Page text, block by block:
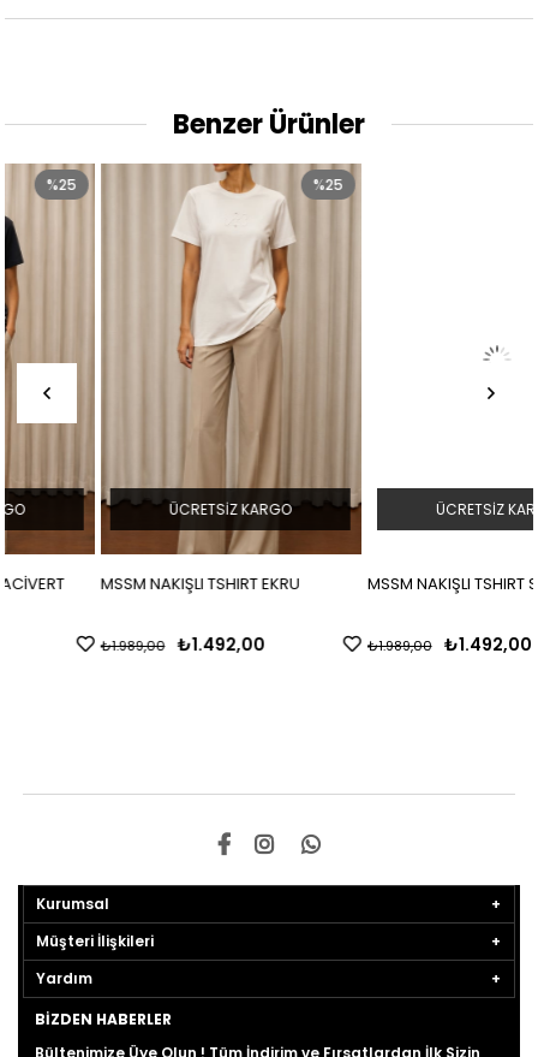
Benzer Ürünler
MSSM NAKIŞLI TSHIRT EKRU
₺1.492,00
₺1.989,00
%25
ÜCRETSIZ KARGO
MSSM NAKIŞLI TSHIRT SİYAH
₺1.492,00
₺1.989,00
ÜCRETSIZ KARGO
Kurumsal
Müşteri İlişkileri
Yardım
BIZDEN HABERLER